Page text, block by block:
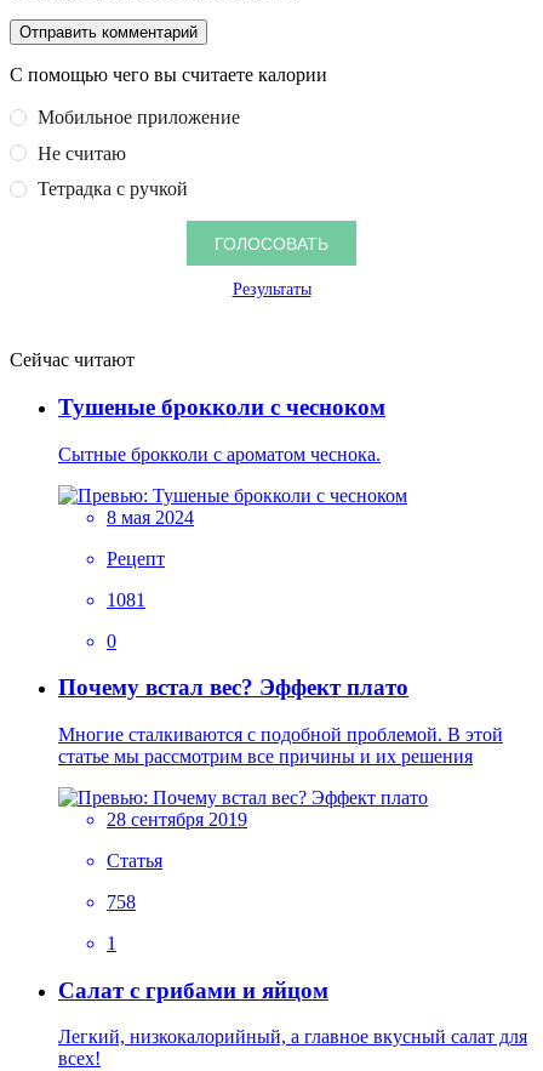
С помощью чего вы считаете калории
Мобильное приложение
Не считаю
Тетрадка с ручкой
Результаты
Сейчас читают
Тушеные брокколи с чесноком
Сытные брокколи с ароматом чеснока.
8 мая 2024
Рецепт
1081
0
Почему встал вес? Эффект плато
Многие сталкиваются с подобной проблемой. В этой
статье мы рассмотрим все причины и их решения
28 сентября 2019
Статья
758
1
Салат с грибами и яйцом
Легкий, низкокалорийный, а главное вкусный салат для
всех!